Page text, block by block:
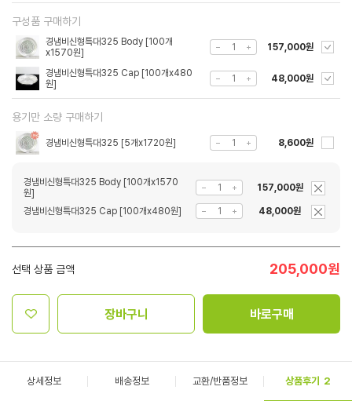
구성품 구매하기
경냄비신형특대325 Body [100개
x1570원]
157,000원
경냄비신형특대325 Cap [100개x480
원]
48,000원
용기만 소량 구매하기
경냄비신형특대325 [5개x1720원] 8,600원
경냄비신형특대325 Body [100개x1570
원]
157,000원
경냄비신형특대325 Cap [100개x480원] 48,000원
선택 상품 금액 205,000원
장바구니 바로구매
상세정보 배송정보 교환/반품정보 상품후기 2